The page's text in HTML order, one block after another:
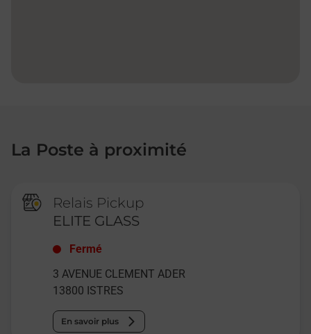
La Poste à proximité
Relais Pickup
ELITE GLASS
Fermé
3 AVENUE CLEMENT ADER
13800 ISTRES
En savoir plus